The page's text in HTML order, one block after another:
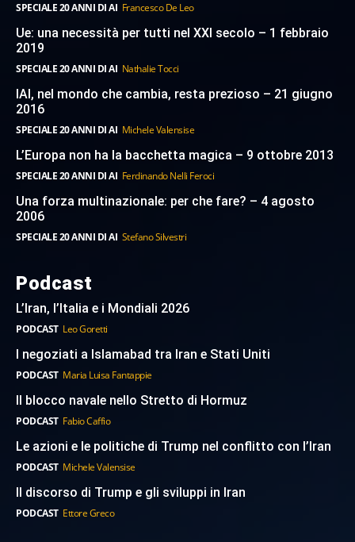
SPECIALE 20 ANNI DI AI Francesco De Leo
Ue: una necessità per tutti nel XXI secolo – 1 febbraio
2019
SPECIALE 20 ANNI DI AI Nathalie Tocci
IAI, nel mondo che cambia, resta prezioso – 21 giugno
2016
SPECIALE 20 ANNI DI AI Michele Valensise
L’Europa non ha la bacchetta magica – 9 ottobre 2013
SPECIALE 20 ANNI DI AI Ferdinando Nelli Feroci
Una forza multinazionale: per che fare? – 4 agosto
2006
SPECIALE 20 ANNI DI AI Stefano Silvestri
Podcast
L’Iran, l’Italia e i Mondiali 2026
PODCAST Leo Goretti
I negoziati a Islamabad tra Iran e Stati Uniti
PODCAST Maria Luisa Fantappie
Il blocco navale nello Stretto di Hormuz
PODCAST Fabio Caffio
Le azioni e le politiche di Trump nel conflitto con l’Iran
PODCAST Michele Valensise
Il discorso di Trump e gli sviluppi in Iran
PODCAST Ettore Greco